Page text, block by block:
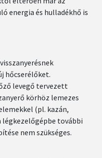
energia és hulladékhő is
hőcserélőket.
levegő tervezett
körhöz lemezes
(pl. kazán,
további
nem szükséges.